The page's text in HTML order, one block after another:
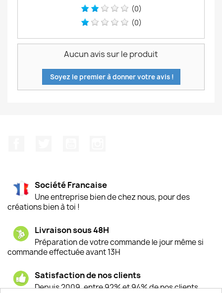
(0)
(0)
Aucun avis sur le produit
Soyez le premier à donner votre avis !
Société Francaise
Une entreprise bien de chez nous, pour des
créations bien à toi !
Livraison sous 48H
Préparation de votre commande le jour même si
commande effectuée avant 13H
Satisfaction de nos clients
Depuis 2009, entre 92% et 94% de nos clients